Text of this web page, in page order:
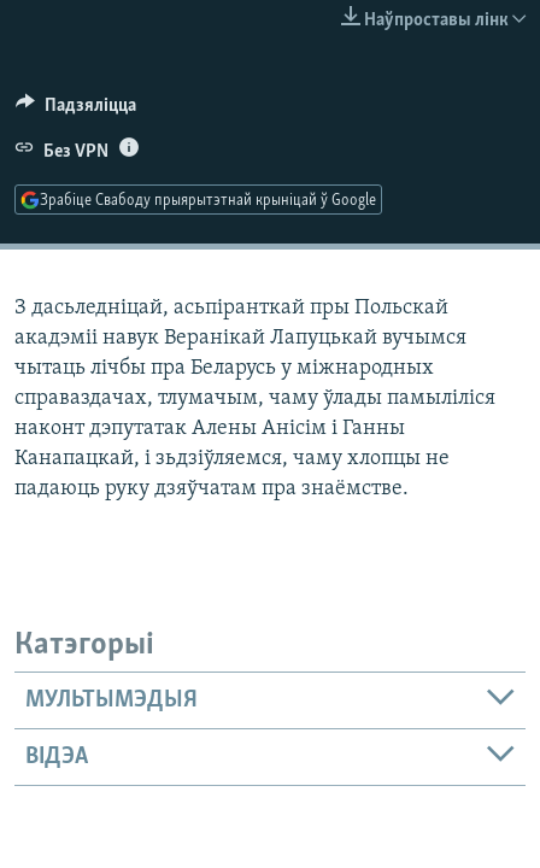
Наўпроставы лінк
Падзяліцца
Без VPN
Зрабіце Свабоду прыярытэтнай крыніцай ў Google
З дасьледніцай, асьпіранткай пры Польскай
акадэміі навук Веранікай Лапуцькай вучымся
чытаць лічбы пра Беларусь у міжнародных
справаздачах, тлумачым, чаму ўлады памыліліся
наконт дэпутатак Алены Анісім і Ганны
Канапацкай, і зьдзіўляемся, чаму хлопцы не
падаюць руку дзяўчатам пра знаёмстве.
Катэгорыі
МУЛЬТЫМЭДЫЯ
ВІДЭА